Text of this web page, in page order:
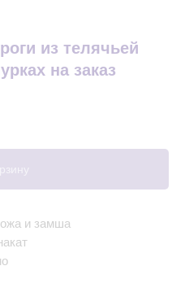
из телячьей
на заказ
и замша